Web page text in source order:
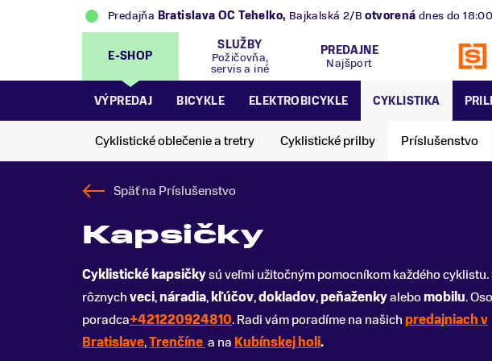
Predajňa Bratislava OC Tehelko, Bajkalská 2/B otvorená dnes do
E-SHOP
SLUŽBY
Požičovňa,
servis a iné
PREDAJNE
Najšport
VÝPREDAJ BICYKLE ELEKTROBICYKLE CYKLISTIKA
Cyklistické oblečenie a tretry Cyklistické prilby Príslušenstvo
Späť na Príslušenstvo
Kapsičky
Cyklistické kapsičkysú veľmi užitočným pomocníkom každého
rôznychveci,náradia,kľúčov,dokladov,peňaženkyalebomobilu.
poradca+421220924810. Radi vám poradíme na našich predajniach v
Bratislave,Trenčíne a na Kubínskej holi.